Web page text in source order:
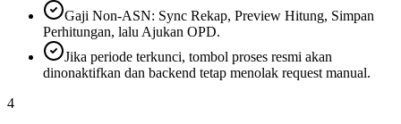
Gaji Non-ASN: Sync Rekap, Preview Hitung, Simpan
Perhitungan, lalu Ajukan OPD.
Jika periode terkunci, tombol proses resmi akan
dinonaktifkan dan backend tetap menolak request manual.
4